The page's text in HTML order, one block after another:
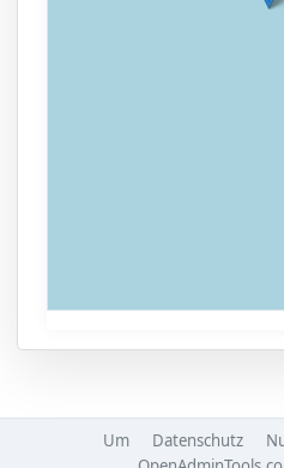
Um Datenschutz